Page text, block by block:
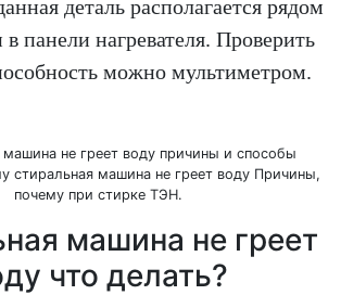
деталь располагается рядом
панели нагревателя. Проверить
можно мультиметром.
машина не греет
что делать?